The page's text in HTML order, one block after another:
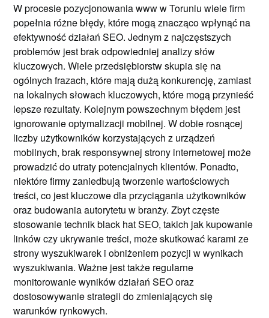
W procesie pozycjonowania www w Toruniu wiele firm
popełnia różne błędy, które mogą znacząco wpłynąć na
efektywność działań SEO. Jednym z najczęstszych
problemów jest brak odpowiedniej analizy słów
kluczowych. Wiele przedsiębiorstw skupia się na
ogólnych frazach, które mają dużą konkurencję, zamiast
na lokalnych słowach kluczowych, które mogą przynieść
lepsze rezultaty. Kolejnym powszechnym błędem jest
ignorowanie optymalizacji mobilnej. W dobie rosnącej
liczby użytkowników korzystających z urządzeń
mobilnych, brak responsywnej strony internetowej może
prowadzić do utraty potencjalnych klientów. Ponadto,
niektóre firmy zaniedbują tworzenie wartościowych
treści, co jest kluczowe dla przyciągania użytkowników
oraz budowania autorytetu w branży. Zbyt częste
stosowanie technik black hat SEO, takich jak kupowanie
linków czy ukrywanie treści, może skutkować karami ze
strony wyszukiwarek i obniżeniem pozycji w wynikach
wyszukiwania. Ważne jest także regularne
monitorowanie wyników działań SEO oraz
dostosowywanie strategii do zmieniających się
warunków rynkowych.